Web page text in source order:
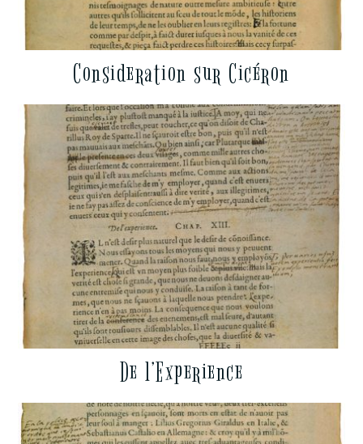
Consideration sur Cicéron
De l’Experience